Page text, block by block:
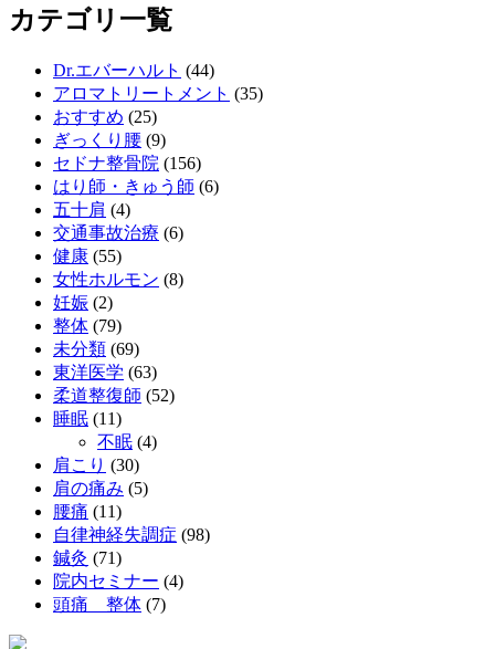
カテゴリ一覧
Dr.エバーハルト (44)
アロマトリートメント (35)
おすすめ (25)
ぎっくり腰 (9)
セドナ整骨院 (156)
はり師・きゅう師 (6)
五十肩 (4)
交通事故治療 (6)
健康 (55)
女性ホルモン (8)
妊娠 (2)
整体 (79)
未分類 (69)
東洋医学 (63)
柔道整復師 (52)
睡眠 (11)
不眠 (4)
肩こり (30)
肩の痛み (5)
腰痛 (11)
自律神経失調症 (98)
鍼灸 (71)
院内セミナー (4)
頭痛 整体 (7)